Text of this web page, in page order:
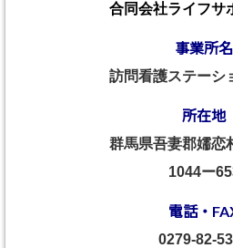
合同会社ライフサ
事業所名
訪問看護ステーシ
所在地
群馬県吾妻郡嬬恋
1044ー
電話・
0279-82-